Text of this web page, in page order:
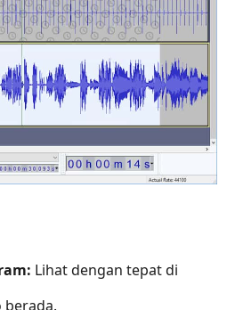
Lihat dengan tepat di
berada.